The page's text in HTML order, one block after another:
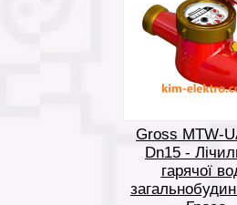
Gross MTW-
Dn15 -
гарячої